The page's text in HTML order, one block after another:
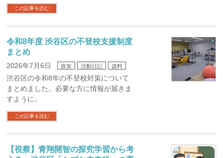
この記事を読む
令和8年度 渋谷区の不登校支援制度
まとめ
2026年7月6日 政策 活動日記 資料
渋谷区の令和8年の不登校対策について
まとめました。必要な方に情報が届きま
すように。
この記事を読む
【視察】青翔開智の探究学習から考